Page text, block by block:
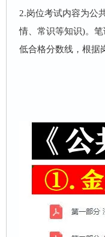
2.岗位考试内容为公
情、常识等知识)。
低合格分数线，根据